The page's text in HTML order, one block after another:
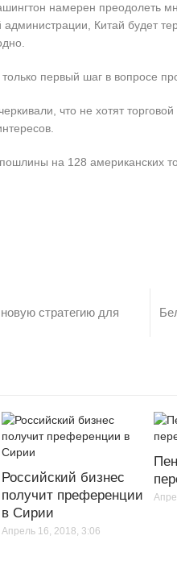
намерен преодолеть
Китай будет
первый шаг в вопросе
что не хотят
на 128 американских
стратегию для
Российский бизнес
получит преференции
в Сирии
Апрель 16, 2018, 3:06